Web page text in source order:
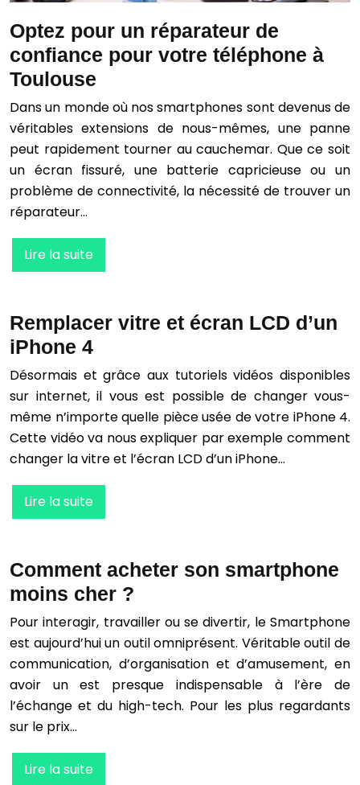
Optez pour un réparateur de
confiance pour votre téléphone à
Toulouse
Dans un monde où nos smartphones sont devenus de
véritables extensions de nous-mêmes, une panne
peut rapidement tourner au cauchemar. Que ce soit
un écran fissuré, une batterie capricieuse ou un
problème de connectivité, la nécessité de trouver un
réparateur…
Lire la suite
Remplacer vitre et écran LCD d’un
iPhone 4
Désormais et grâce aux tutoriels vidéos disponibles
sur internet, il vous est possible de changer vous-
même n’importe quelle pièce usée de votre iPhone 4.
Cette vidéo va nous expliquer par exemple comment
changer la vitre et l’écran LCD d’un iPhone…
Lire la suite
Comment acheter son smartphone
moins cher ?
Pour interagir, travailler ou se divertir, le Smartphone
est aujourd’hui un outil omniprésent. Véritable outil de
communication, d’organisation et d’amusement, en
avoir un est presque indispensable à l’ère de
l’échange et du high-tech. Pour les plus regardants
sur le prix…
Lire la suite